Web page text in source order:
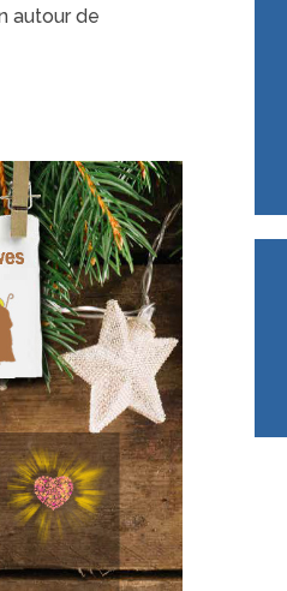
autour de